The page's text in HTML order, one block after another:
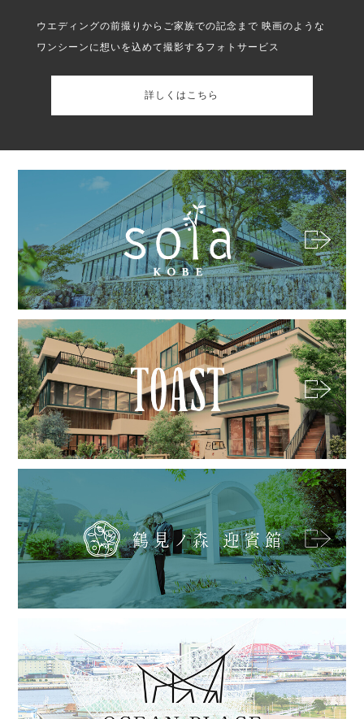
ウエディングの前撮りからご家族での記念まで 映画のような
ワンシーンに想いを込めて撮影するフォトサービス
詳しくはこちら